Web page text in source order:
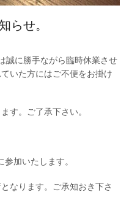
らせ。
誠に勝手ながら臨時休業させ
いた方にはご不便をお掛け
す。ご了承下さい。
加いたします。
なります。ご承知おき下さ